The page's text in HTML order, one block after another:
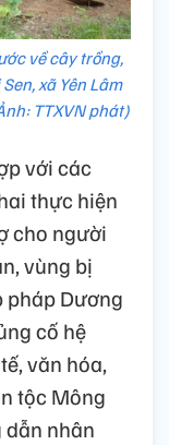
về cây trồng,
xã Yên Lâm
TTXVN phát)
với các
thực hiện
cho người
vùng bị
pháp Dương
cố hệ
văn hóa,
tộc Mông
nhân